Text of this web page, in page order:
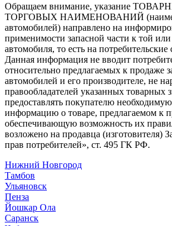
Обращаем внимание, указание
ТОРГОВЫХ НАИМЕНОВАНИЙ
автомобилей) направлено на
применимости запасной части к той
автомобиля, то есть на потребительские
Данная информация не вводит
относительно предлагаемых к продаже
автомобилей и его производителе, не
правообладателей указанных товарных
предоставлять покупателю
информацию о товаре, предлагаемом к
обеспечивающую возможность их
возложено на продавца (изготовителя)
прав потребителей», ст. 495 ГК РФ.
Нижний Новгород
Тамбов
Ульяновск
Пенза
Йошкар Ола
Саранск